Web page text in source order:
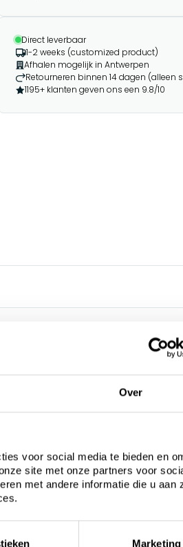
Over
voor social media te bieden en
site met onze partners voor
met andere informatie die u aan
Marketing
Direct leverbaar
1-2 weeks (customized product)
Afhalen mogelijk in Antwerpen
Retourneren binnen 14 dagen
1195+ klanten geven ons een 9.8/10
Questions
Start chat